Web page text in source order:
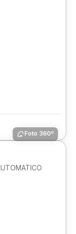
Foto 360º